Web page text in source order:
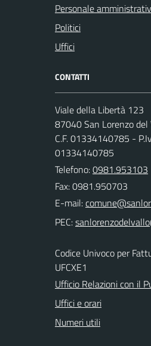
Personale
Politici
Uffici
CONTATTI
Viale della Libertà 123
87040 San Lorenzo del
C.F. 01334140785 -
01334140785
Telefono:0981.953103
Fax: 0981.950703
E-mail:
PEC:
Codice Univoco per
UFCXE1
Ufficio Relazioni con il
Uffici e orari
Numeri utili